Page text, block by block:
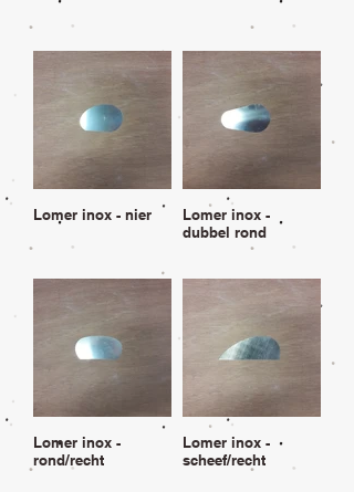
Lomer inox - nier
Lomer inox -
dubbel rond
Lomer inox -
rond/recht
Lomer inox -
scheef/recht